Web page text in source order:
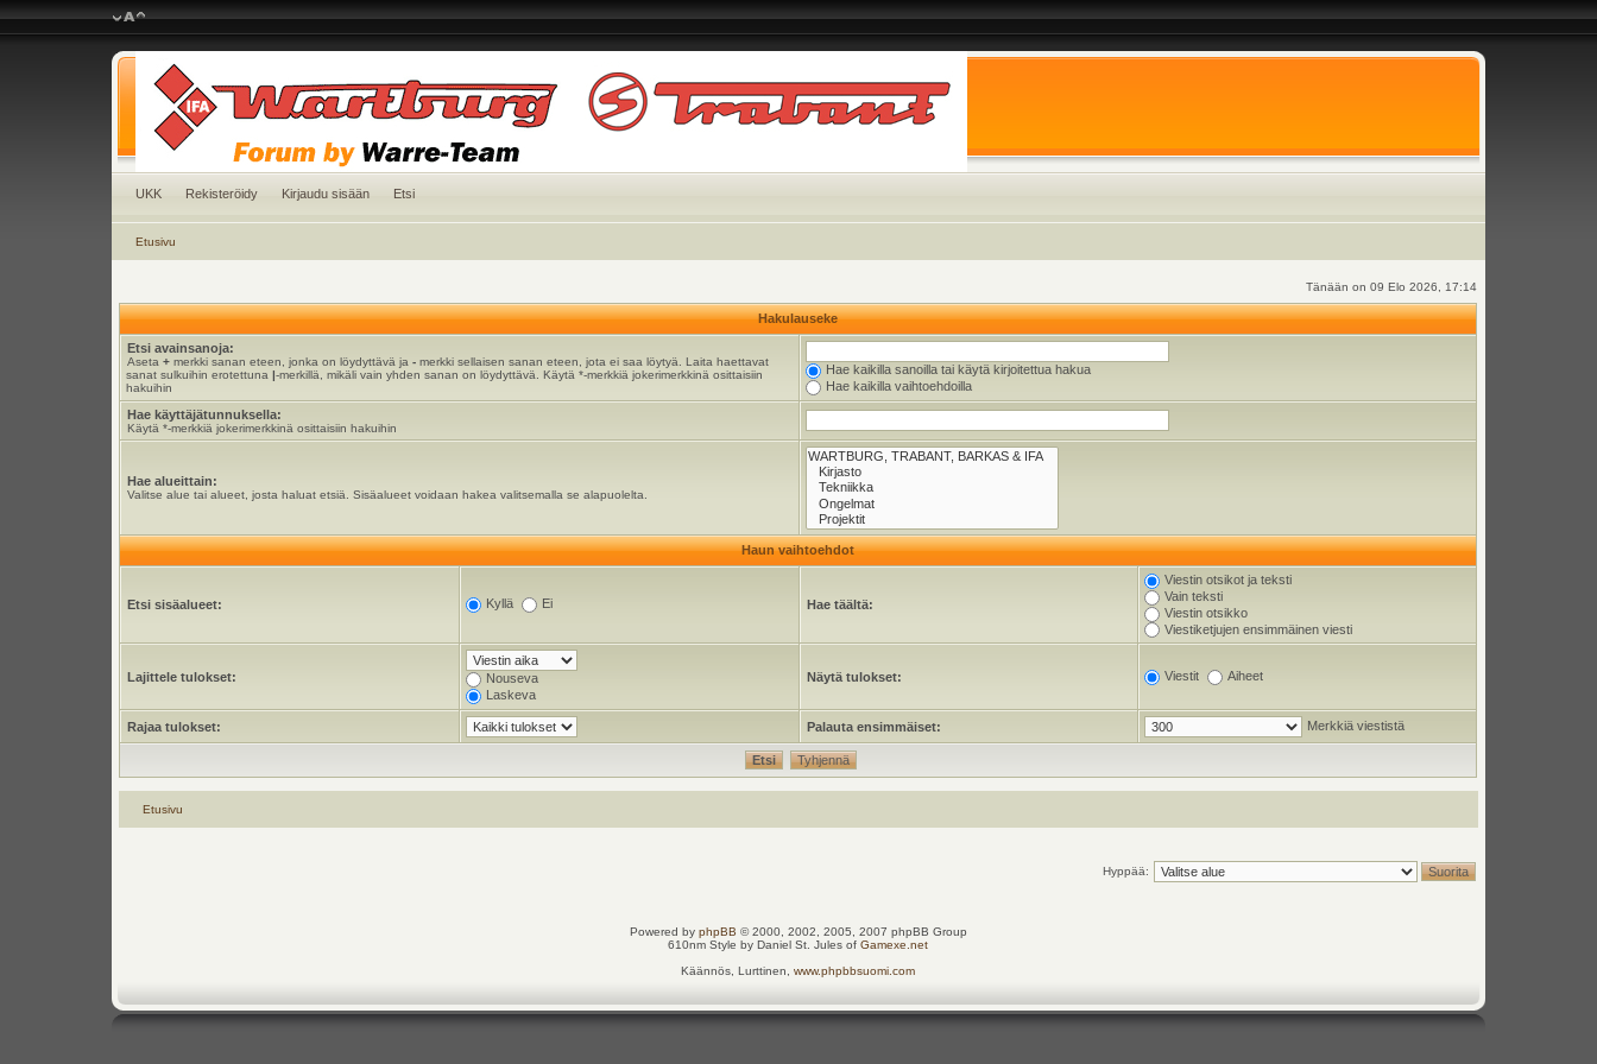
UKK Rekisteröidy Kirjaudu sisään Etsi
Etusivu
Tänään on 09 Elo 2026, 17:14
Hakulauseke
Etsi avainsanoja:
Aseta+ merkki sanan eteen, jonka on löydyttävä ja- merkki sellaisen sanan eteen, jota ei saa löytyä. Laita haettavat
sanat sulkuihin erotettuna|-merkillä, mikäli vain yhden sanan on löydyttävä. Käytä *-merkkiä jokerimerkkinä osittaisiin
hakuihin
Hae kaikilla sanoilla tai käytä kirjoitettua hakua
Hae kaikilla vaihtoehdoilla
Hae käyttäjätunnuksella:
Käytä *-merkkiä jokerimerkkinä osittaisiin hakuihin
Hae alueittain:
Valitse alue tai alueet, josta haluat etsiä. Sisäalueet voidaan hakea valitsemalla se alapuolelta.
Haun vaihtoehdot
Etsi sisäalueet: Kyllä Ei Hae täältä:
Viestin otsikot ja teksti
Vain teksti
Viestin otsikko
Viestiketjujen ensimmäinen viesti
Lajittele tulokset:
Nouseva
Laskeva
Näytä tulokset: Viestit Aiheet
Rajaa tulokset: Palauta ensimmäiset: Merkkiä viestistä
Etusivu
Hyppää:
Powered by phpBB © 2000, 2002, 2005, 2007 phpBB Group
610nm Style by Daniel St. Jules ofGamexe.net
Käännös, Lurttinen,www.phpbbsuomi.com